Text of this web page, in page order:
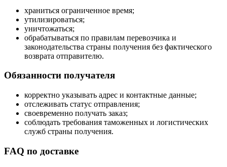
храниться ограниченное время;
утилизироваться;
уничтожаться;
обрабатываться по правилам перевозчика и
законодательства страны получения без фактического
возврата отправителю.
Обязанности получателя
корректно указывать адрес и контактные данные;
отслеживать статус отправления;
своевременно получать заказ;
соблюдать требования таможенных и логистических
служб страны получения.
FAQ по доставке